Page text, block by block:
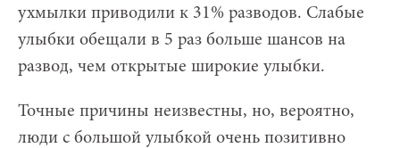
ухмылки приводили к 31% разводов. Слабые
улыбки обещали в 5 раз больше шансов на
развод, чем открытые широкие улыбки.
Точные причины неизвестны, но, вероятно,
люди с большой улыбкой очень позитивно